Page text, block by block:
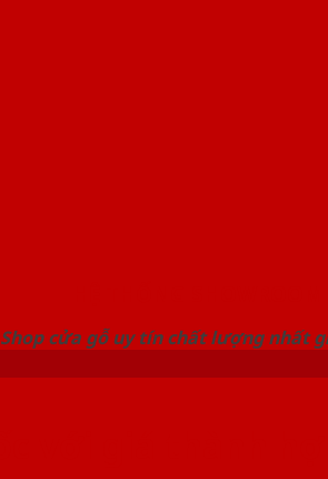
Shop cửa gỗ uy tín chất lượng nhất